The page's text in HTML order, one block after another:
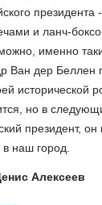
президента
и ланч-
именно
Ван дер Беллен
исторической
но в
президент, он
наш город.
Алексеев